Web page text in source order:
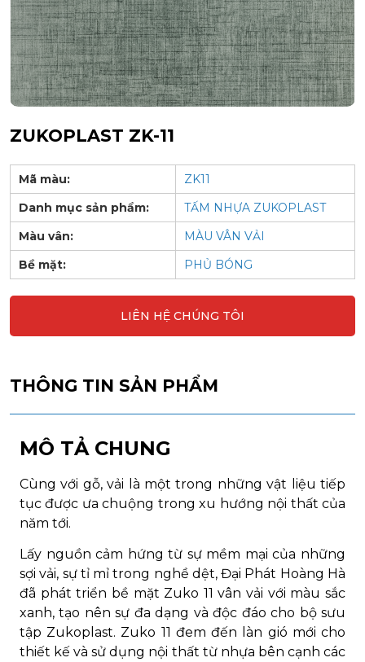
ZUKOPLAST ZK-11
Mã màu:
ZK11
Danh mục sản phẩm:
TẤM NHỰA ZUKOPLAST
Màu vân:
MÀU VÂN VẢI
Bề mặt:
PHỦ BÓNG
LIÊN HỆ CHÚNG TÔI
THÔNG TIN SẢN PHẨM
MÔ TẢ CHUNG
Cùng với gỗ, vải là một trong những vật liệu tiếp
tục được ưa chuộng trong xu hướng nội thất của
năm tới.
Lấy nguồn cảm hứng từ sự mềm mại của những
sợi vải, sự tỉ mỉ trong nghề dệt, Đại Phát Hoàng Hà
đã phát triển bề mặt Zuko 11 vân vải với màu sắc
xanh, tạo nên sự đa dạng và độc đáo cho bộ sưu
tập Zukoplast. Zuko 11 đem đến làn gió mới cho
thiết kế và sử dụng nội thất từ nhựa bên cạnh các